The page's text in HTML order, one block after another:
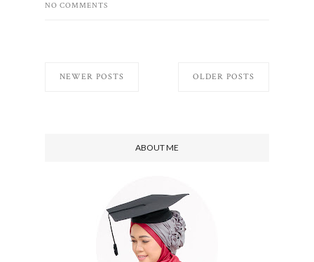
NO COMMENTS
NEWER POSTS OLDER POSTS
ABOUT ME